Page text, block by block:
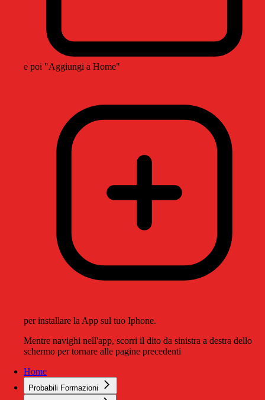
e poi "Aggiungi a Home"
per installare la App sul tuo Iphone.
Mentre navighi nell'app, scorri il dito da sinistra a destra dello
schermo per tornare alle pagine precedenti
Home
Probabili Formazioni